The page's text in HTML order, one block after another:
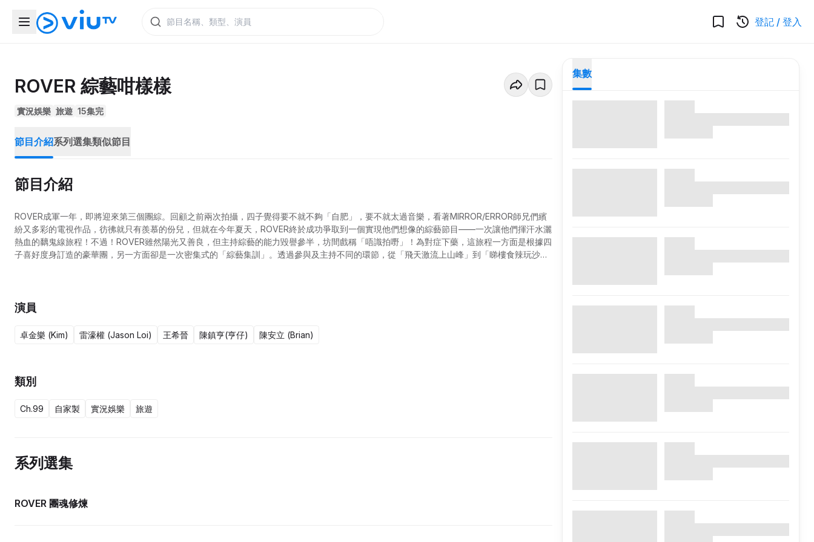
登記 / 登入
ROVER 綜藝咁樣樣
實況娛樂 旅遊 15集完
節目介紹系列選集類似節目
節目介紹
ROVER成軍一年，即將迎來第三個團綜。回顧之前兩次拍攝，四子覺得要不就不夠「自肥」，要不就太過音樂，看著MIRROR/ERROR師兄們繽
紛又多彩的電視作品，彷彿就只有羨慕的份兒，但就在今年夏天，ROVER終於成功爭取到一個實現他們想像的綜藝節目——一次讓他們揮汗水灑
熱血的黐鬼線旅程！不過！ROVER雖然陽光又善良，但主持綜藝的能力毀譽參半，坊間戲稱「唔識拍嘢」！為對症下藥，這旅程一方面是根據四
子喜好度身訂造的豪華團，另一方面卻是一次密集式的「綜藝集訓」。透過參與及主持不同的環節，從「飛天激流上山峰」到「睇樓食辣玩沙
演員
卓金樂 (Kim) 雷濠權 (Jason Loi) 王希晉 陳鎮亨(亨仔) 陳安立 (Brian)
類別
Ch.99 自家製 實況娛樂 旅遊
系列選集
ROVER 團魂修煉
集數